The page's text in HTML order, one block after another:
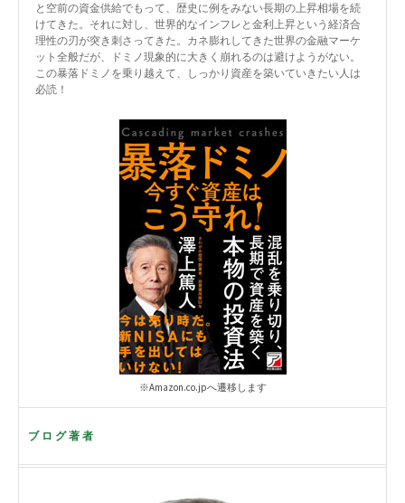
と空前の資金供給でもって、歴史に例をみない長期の上昇相場を続
けてきた。それに対し、世界的なインフレと金利上昇という経済合
理性の刃が突き刺さってきた。カネ膨れしてきた世界の金融マーケ
ット全般だが、ドミノ現象的に大きく崩れるのは避けようがない。
この暴落ドミノを乗り越えて、しっかり資産を築いていきたい人は
必読！
※Amazon.co.jpへ遷移します
ブログ著者